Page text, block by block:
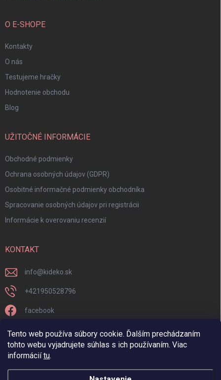
Tento web používa súbory cookie. Ďalším prechádzaním
tohto webu vyjadrujete súhlas s ich používaním. Viac
informáciítu.
O E-SHOPE
Kontakty
O nás
Testujeme hračky
Hodnotenie obchodu
Blog
UŽITOČNÉ INFORMÁCIE
Obchodné podmienky
Ochrana osobných údajov (GDPR)
Osobitné informačné podmienky obchodníka
Spracovanie osobných údajov pri registrácii
Informácie k overovaniu recenzií
KONTAKT
info@kideko.sk
+421950528796
facebook
kideko.sk/